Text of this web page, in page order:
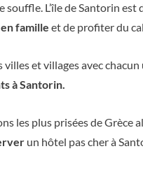
souffle. L’île de Santorin
famille et de profiter du
et villages avec chacun
à Santorin.
les plus prisées de Grèce
un hôtel pas cher à